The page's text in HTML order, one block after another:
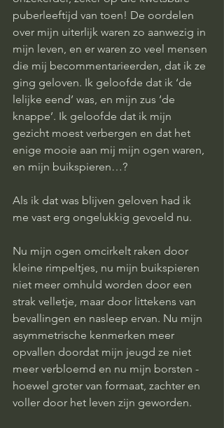
puberleeftijd van toen! De oordelen
over mijn uiterlijk waren zo aanwezig in
mijn leven, en er waren zo veel mensen
die mij becommentarieerden, dat ik ze
ging geloven. Ik geloofde dat ik ‘de
lelijke eend’ was, en mijn zus ‘de
knappe’. Ik geloofde dat ik mijn
gezicht moest verbergen en dat het
enige mooie aan mij mijn ogen waren,
en mijn buikspieren…?
Als ik dat was blijven geloven had ik
me vast erg ongelukkig gevoeld nu.
Nu mijn ogen omcirkelt raken door
kleine rimpeltjes, nu mijn buikspieren
niet meer omhuld worden door een
strak velletje, maar door littekens van
bevallingen en nasleep ervan. Nu mijn
asymmetrische kenmerken meer
opvallen doordat mijn jeugd ze niet
meer verbloemd en nu mijn borsten -
hoewel groter van formaat, zachter en
voller door het leven zijn geworden.